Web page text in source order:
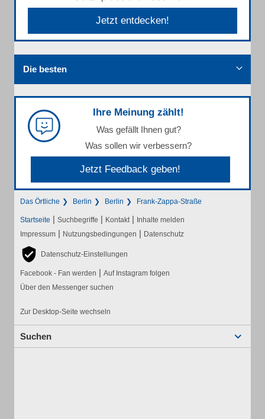
Jetzt entdecken!
Die besten
Ihre Meinung zählt!
Was gefällt Ihnen gut?
Was sollen wir verbessern?
Jetzt Feedback geben!
Das Örtliche Berlin Berlin Frank-Zappa-Straße
Startseite | Suchbegriffe | Kontakt | Inhalte melden
Impressum | Nutzungsbedingungen | Datenschutz
Datenschutz-Einstellungen
Facebook - Fan werden | Auf Instagram folgen
Über den Messenger suchen
Zur Desktop-Seite wechseln
Suchen